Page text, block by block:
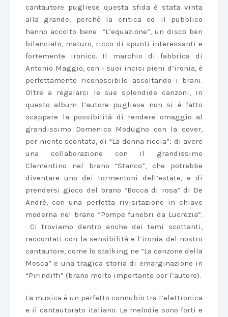
cantautore pugliese questa sfida è stata vinta
alla grande, perchè la critica ed il pubblico
hanno accolto bene “L’equazione”, un disco ben
bilanciato, maturo, ricco di spunti interessanti e
fortemente ironico. Il marchio di fabbrica di
Antonio Maggio, con i suoi incisi pieni d’ironia, è
perfettamente riconoscibile ascoltando i brani.
Oltre a regalarci le sue splendide canzoni, in
questo album l’autore pugliese non si è fatto
scappare la possibilità di rendere omaggio al
grandissimo Domenico Modugno con la cover,
per niente scontata, di “La donna riccia”; di avere
una collaborazione con il grandissimo
Clementino nel brano “Stanco”, che potrebbe
diventare uno dei tormentoni dell’estate, e di
prendersi gioco del brano “Bocca di rosa” di De
Andrè, con una perfetta rivisitazione in chiave
moderna nel brano “Pompe funebri da Lucrezia”.
Ci troviamo dentro anche dei temi scottanti,
raccontati con la sensibilità e l’ironia del nostro
cantautore, come lo stalking ne “La canzone della
Mosca” e una tragica storia di emarginazione in
“Pirindiffi” (brano molto importante per l’autore).
La musica è un perfetto connubio tra l’elettronica
e il cantautorato italiano. Le melodie sono forti e